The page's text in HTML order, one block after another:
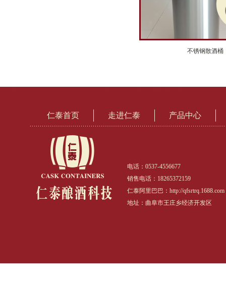
不锈钢散酒桶
仁泰首页 走进仁泰 产品中心
电话：0537-4556677
销售电话：18265372159
仁泰阿里巴巴：http://qfsrtrq.1688.com
地址：曲阜市王庄乡经济开发区